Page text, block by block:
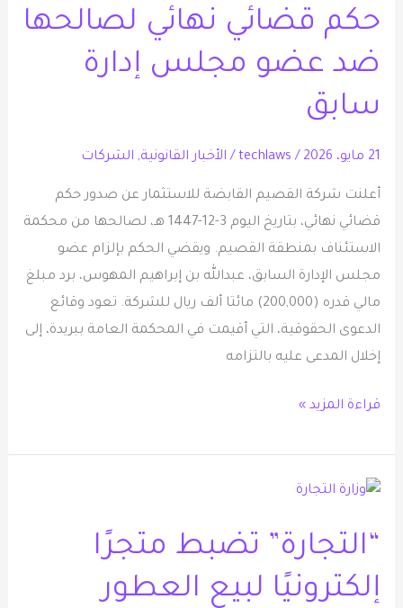
حكم قضائي نهائي لصالحها
ضد عضو مجلس إدارة
سابق
21 مايو، 2026 /
techlaws
/ الأخبار القانونية, الشركات
أعلنت شركة القصيم القابضة للاستثمار عن صدور حكم
قضائي نهائي، بتاريخ اليوم 3-12-1447 هـ، لصالحها من محكمة
الاستئناف بمنطقة القصيم. ويقضي الحكم بإلزام عضو
مجلس الإدارة السابق، عبدالله بن إبراهيم المهوس، برد مبلغ
مالي قدره (200,000) مائتا ألف ريال للشركة. تعود وقائع
الدعوى الحقوقية، التي أقيمت في المحكمة العامة ببريدة، إلى
إخلال المدعى عليه بالتزامه
صدور
قضائي
نهائي
ضد
قراءة المزيد »
“التجارة” تضبط متجرًا
إلكترونيًا لبيع العطور
“التجارة”
متجرًا
إلكترونيًا
لبيع